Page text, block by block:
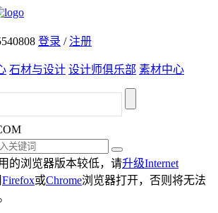
登录 /注册
石材与设计 设计师俱乐部 素材中心
的浏览器版本较低，请升级Internet
Firefox或Chrome浏览器打开，否则将无法